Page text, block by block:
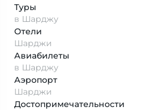
Туры
в Шарджу
Отели
Шарджи
Авиабилеты
в Шарджу
Аэропорт
Шарджи
Достопримеча­тельности